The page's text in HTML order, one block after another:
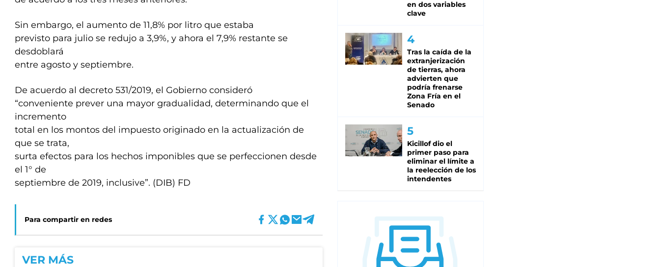
Sin embargo, el aumento de 11,8% por litro que estaba
previsto para julio se redujo a 3,9%, y ahora el 7,9% restante se
desdoblará
entre agosto y septiembre.
De acuerdo al decreto 531/2019, el Gobierno consideró
“conveniente prever una mayor gradualidad, determinando que el
incremento
total en los montos del impuesto originado en la actualización de
que se trata,
surta efectos para los hechos imponibles que se perfeccionen desde
el 1° de
septiembre de 2019, inclusive”. (DIB) FD
Para compartir en redes
VER MÁS
en dos variables
clave
Tras la caída de la
extranjerización
de tierras, ahora
advierten que
podría frenarse
Zona Fría en el
Senado
Kicillof dio el
primer paso para
eliminar el límite a
la reelección de los
intendentes